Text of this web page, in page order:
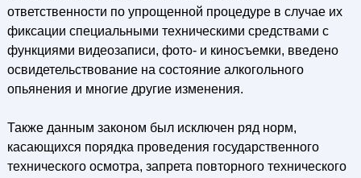
ответственности по упрощенной процедуре в случае их
фиксации специальными техническими средствами с
функциями видеозаписи, фото- и киносъемки, введено
освидетельствование на состояние алкогольного
опьянения и многие другие изменения.
Также данным законом был исключен ряд норм,
касающихся порядка проведения государственного
технического осмотра, запрета повторного технического